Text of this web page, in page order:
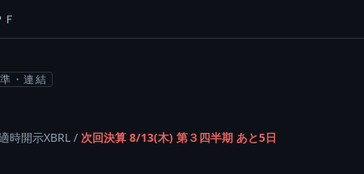
Ｆ
・連結
時開示XBRL / 次回決算 8/13(木) 第３四半期 あと5日